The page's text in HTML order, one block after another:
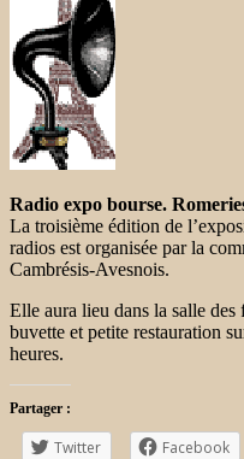
Radio expo bourse.
La troisième édition de
radios est organisée par la
Cambrésis-Avesnois.
Elle aura lieu dans la salle des
buvette et petite restauration
heures.
Partager :
Twitter Facebook